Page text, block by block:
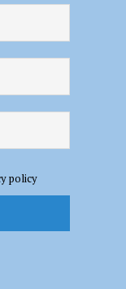
policy